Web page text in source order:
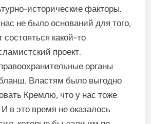
исторические факторы.
не было оснований для того,
состояться какой-то
проект.
органы
Властям было выгодно
Кремлю, что у нас тоже
в это время не оказалось